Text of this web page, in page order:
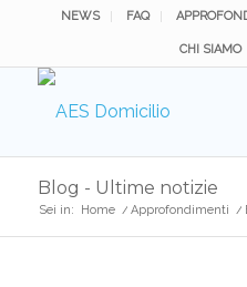
NEWS FAQ
CHI SIAMO
Blog - Ultime notizie
Sei in: Home / Approfondimenti /